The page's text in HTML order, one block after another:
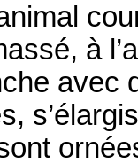
à
avec